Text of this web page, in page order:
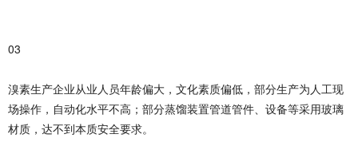
03
溴素生产企业从业人员年龄偏大，文化素质偏低，部分生产为人工现
场操作，自动化水平不高；部分蒸馏装置管道管件、设备等采用玻璃
材质，达不到本质安全要求。